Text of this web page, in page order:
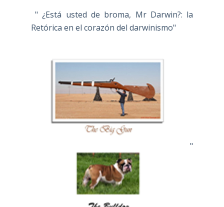
" ¿Está usted de broma, Mr Darwin?: la
Retórica en el corazón del darwinismo"
"